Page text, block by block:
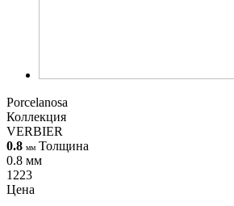
Porcelanosa
Коллекция
VERBIER
0.8 мм Толщина
0.8 мм
1223
Цена